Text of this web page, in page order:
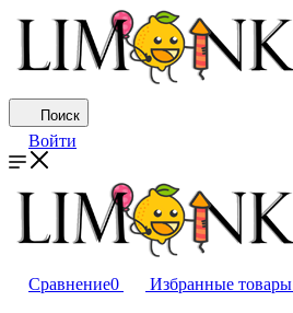
Поиск
Войти
Сравнение0 Избранные товары